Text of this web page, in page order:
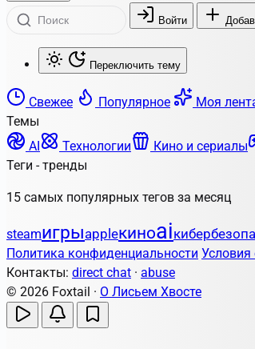
Войти
Переключить тему
Свежее Популярное Моя
Темы
AI
Технологии Кино и сериалы
Теги - тренды
15 самых популярных тегов за месяц
steamигрыappleкиноai
Политика конфиденциальности Условия
Контакты: direct chat · abuse
© 2026 Foxtail · О Лисьем Хвосте